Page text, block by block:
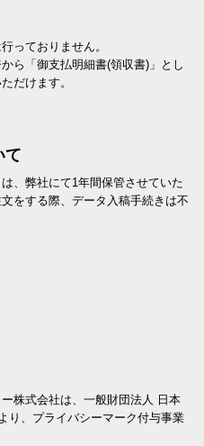
っておりません。
ら「御支払明細書(領収書)」とし
だけます。
て
、弊社にて1年間保管させていた
をする際、データ入稿手続きは不
株式会社は、一般財団法人 日本
り、プライバシーマーク付与事業